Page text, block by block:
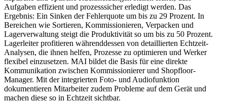
Aufgaben effizient und prozesssicher erledigt werden. Das
Ergebnis: Ein Sinken der Fehlerquote um bis zu 29 Prozent. In
Bereichen wie Sortieren, Kommissionieren, Verpacken und
Lagerverwaltung steigt die Produktivität so um bis zu 50 Prozent.
Lagerleiter profitieren währenddessen von detaillierten Echtzeit-
Analysen, die ihnen helfen, Prozesse zu optimieren und Werker
flexibel einzusetzen. MAI bildet die Basis für eine direkte
Kommunikation zwischen Kommissionierer und Shopfloor-
Manager. Mit der integrierten Foto- und Audiofunktion
dokumentieren Mitarbeiter zudem Probleme auf dem Gerät und
machen diese so in Echtzeit sichtbar.